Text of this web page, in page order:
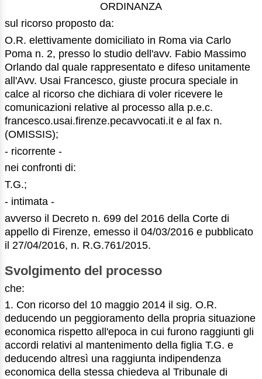
ORDINANZA
sul ricorso proposto da:
O.R. elettivamente domiciliato in Roma via Carlo
Poma n. 2, presso lo studio dell'avv. Fabio Massimo
Orlando dal quale rappresentato e difeso unitamente
all'Avv. Usai Francesco, giuste procura speciale in
calce al ricorso che dichiara di voler ricevere le
comunicazioni relative al processo alla p.e.c.
francesco.usai.firenze.pecavvocati.it e al fax n.
(OMISSIS);
- ricorrente -
nei confronti di:
T.G.;
- intimata -
avverso il Decreto n. 699 del 2016 della Corte di
appello di Firenze, emesso il 04/03/2016 e pubblicato
il 27/04/2016, n. R.G.761/2015.
Svolgimento del processo
che:
1. Con ricorso del 10 maggio 2014 il sig. O.R.
deducendo un peggioramento della propria situazione
economica rispetto all'epoca in cui furono raggiunti gli
accordi relativi al mantenimento della figlia T.G. e
deducendo altresì una raggiunta indipendenza
economica della stessa chiedeva al Tribunale di